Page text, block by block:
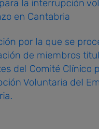
la interrupción
en Cantabria
por la que se
de miembros
del Comité Clínico
Voluntaria del